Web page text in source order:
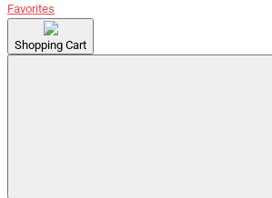
Favorites
Shopping Cart